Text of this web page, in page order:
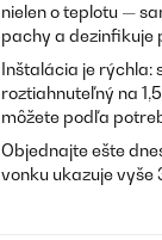
nielen o teplotu —
pachy a dezinfikuje
Inštalácia je rýchla:
roztiahnuteľný na
môžete podľa
Objednajte ešte
vonku ukazuje vyše